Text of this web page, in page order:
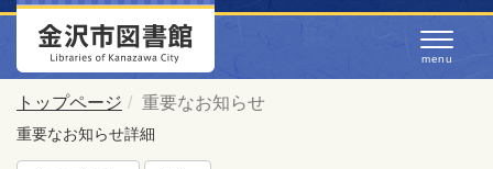
トップページ 重要なお知らせ
重要なお知らせ詳細